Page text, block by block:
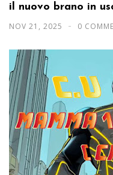
il nuovo brano in
NOV 21, 2025 0